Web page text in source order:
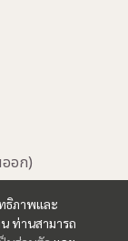
ธิภาพและ
ท่านสามารถ
อก)